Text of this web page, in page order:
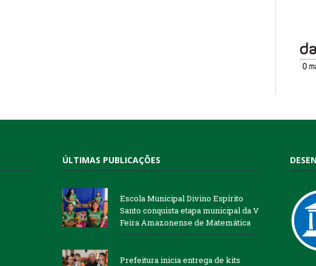
ÚLTIMAS PUBLICAÇÕES
Escola Municipal Divino Espírito
Santo conquista etapa municipal da V
Feira Amazonense de Matemática
Prefeitura inicia entrega de kits